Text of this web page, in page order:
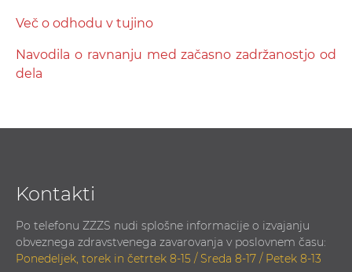
Več o odhodu v tujino
Navodila o ravnanju med začasno zadržanostjo od
dela
Kontakti
Po telefonu ZZZS nudi splošne informacije o izvajanju
obveznega zdravstvenega zavarovanja v poslovnem času:
Ponedeljek, torek in četrtek 8-15 / Sreda 8-17 / Petek 8-13